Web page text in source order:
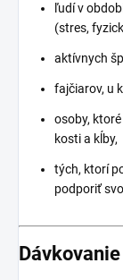
ľudí v
(stres,
aktívnych
fajčiarov, u
osoby,
kosti a kĺby,
tých, ktorí
podporiť